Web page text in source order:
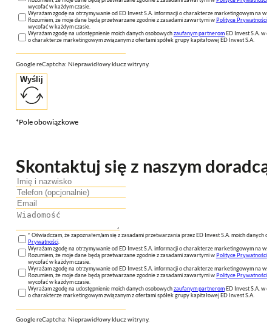
wycofać w każdym czasie.
Wyrażam zgodę na otrzymywanie od ED Invest S.A. informacji o charakterze marketingowym na
Rozumiem, że moje dane będą przetwarzane zgodnie z zasadami zawartymi wPolityce Prywatności
wycofać w każdym czasie.
Wyrażam zgodę na udostępnienie moich danych osobowychzaufanym partneromED Invest S.A. w
o charakterze marketingowym związanym z ofertami spółek grupy kapitałowej ED Invest S.A.
Google reCaptcha: Nieprawidłowy klucz witryny.
Wyślij
*Pole obowiązkowe
Skontaktuj się z naszym doradcą
* Oświadczam, że zapoznałem/am się z zasadami przetwarzania przez ED Invest S.A. moich danych
Prywatności.
Wyrażam zgodę na otrzymywanie od ED Invest S.A. informacji o charakterze marketingowym na
Rozumiem, że moje dane będą przetwarzane zgodnie z zasadami zawartymi wPolityce Prywatności
wycofać w każdym czasie.
Wyrażam zgodę na otrzymywanie od ED Invest S.A. informacji o charakterze marketingowym na
Rozumiem, że moje dane będą przetwarzane zgodnie z zasadami zawartymi wPolityce Prywatności
wycofać w każdym czasie.
Wyrażam zgodę na udostępnienie moich danych osobowychzaufanym partneromED Invest S.A. w
o charakterze marketingowym związanym z ofertami spółek grupy kapitałowej ED Invest S.A.
Google reCaptcha: Nieprawidłowy klucz witryny.